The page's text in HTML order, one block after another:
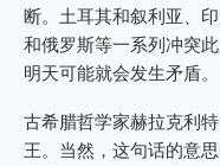
断。土耳其和叙利亚、
和俄罗斯等一系列冲突
明天可能就会发生矛盾。
古希腊哲学家赫拉克利
王。当然，这句话的意